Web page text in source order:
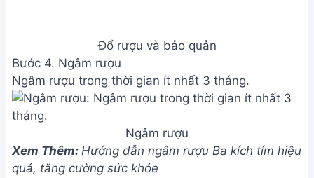
Đổ rượu và bảo quản
Bước 4. Ngâm rượu
Ngâm rượu trong thời gian ít nhất 3 tháng.
Ngâm rượu
Xem Thêm: Hướng dẫn ngâm rượu Ba kích tím hiệu
quả, tăng cường sức khỏe